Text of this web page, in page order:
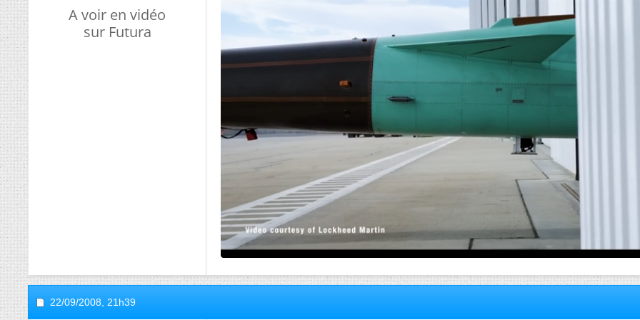
A voir en vidéo
sur Futura
22/09/2008, 21h39